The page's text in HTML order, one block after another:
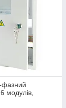
фазний
модулів,